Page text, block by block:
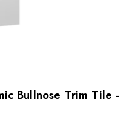
Bullnose Trim Tile -